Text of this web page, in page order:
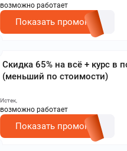
возможно работает
Показать промокод
Скидка 65% на всё + курс в
(меньший по стоимости)
Истек,
возможно работает
Показать промокод